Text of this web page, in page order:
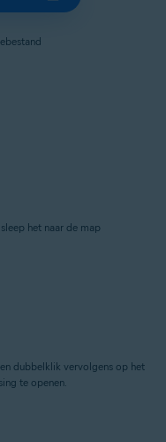
sleep het naar de map
dubbelklik vervolgens op het
te openen.